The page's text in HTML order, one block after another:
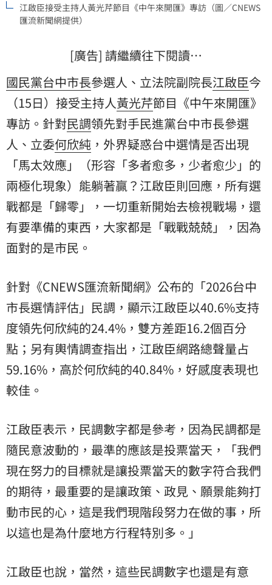
江啟臣接受主持人黃光芹節目《中午來開匯》專訪（圖／CNEWS
匯流新聞網提供）
[廣告] 請繼續往下閱讀…
國民黨台中市長參選人、立法院副院長江啟臣今
（15日）接受主持人黃光芹節目《中午來開匯》
專訪。針對民調領先對手民進黨台中市長參選
人、立委何欣純 ，外界疑惑台中選情是否出現
「馬太效應」（形容「多者愈多，少者愈少」的
兩極化現象）能躺著贏？江啟臣則回應，所有選
戰都是「歸零」，一切重新開始去檢視戰場，還
有要準備的東西，大家都是「戰戰兢兢」，因為
面對的是市民。
針對《CNEWS匯流新聞網》公布的「2026台中
市長選情評估」民調，顯示江啟臣以40.6%支持
度領先何欣純的24.4%，雙方差距16.2個百分
點；另有輿情調查指出，江啟臣網路總聲量占
59.16%，高於何欣純的40.84%，好感度表現也
較佳。
江啟臣表示，民調數字都是參考，因為民調都是
隨民意波動的，最準的應該是投票當天，「我們
現在努力的目標就是讓投票當天的數字符合我們
的期待，最重要的是讓政策、政見、願景能夠打
動市民的心，這是我們現階段努力在做的事，所
以這也是為什麼地方行程特別多。」
江啟臣也說，當然，這些民調數字也還是有意